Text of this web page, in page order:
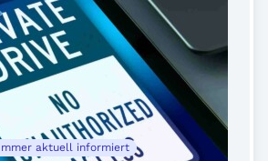
aktuell informiert